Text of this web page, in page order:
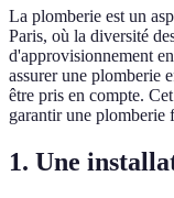
La plomberie est un
Paris, où la diversité
d'approvisionnement
assurer une plomberie
être pris en compte.
garantir une plomberie
1. Une